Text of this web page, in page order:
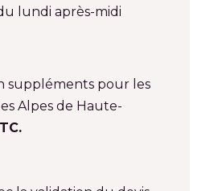
lundi après-midi
suppléments pour les
Alpes de Haute-